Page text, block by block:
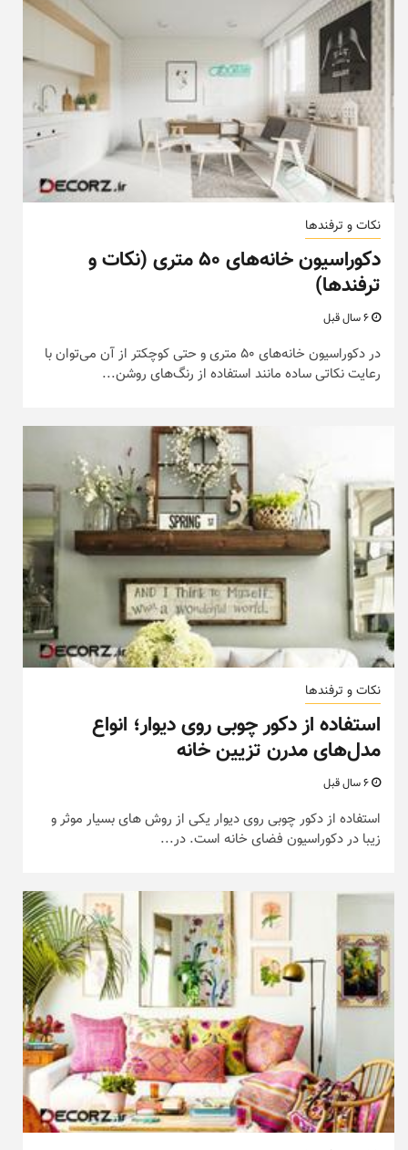
نکات و ترفندها
دکوراسیون خانه‌های ۵۰ متری (نکات و
ترفندها)
در دکوراسیون خانه‌های ۵۰ متری و حتی کوچکتر از آن می‌توان با
رعایت نکاتی ساده مانند استفاده از رنگ‌های روشن...
نکات و ترفندها
استفاده از دکور چوبی روی دیوار؛ انواع
مدل‌های مدرن تزیین خانه
استفاده از دکور چوبی روی دیوار یکی از روش های بسیار موثر و
زیبا در دکوراسیون فضای خانه است. در...